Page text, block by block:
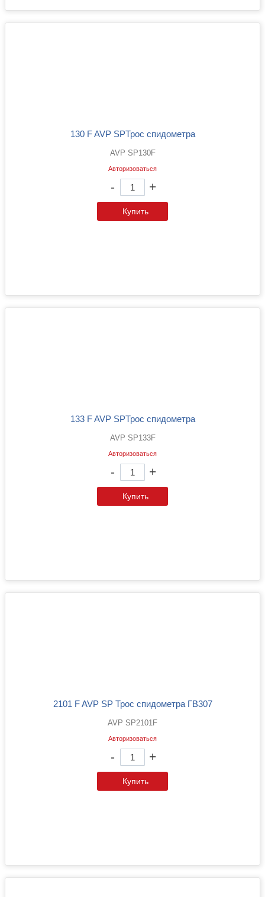
130 F AVP SPТрос спидометра
AVP SP130F
Авторизоваться
- +
Купить
133 F AVP SPТрос спидометра
AVP SP133F
Авторизоваться
- +
Купить
2101 F AVP SP Трос спидометра ГВ307
AVP SP2101F
Авторизоваться
- +
Купить